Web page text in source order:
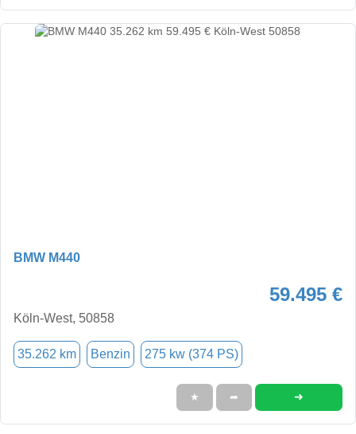
BMW M440
59.495 €
Köln-West, 50858
35.262 km Benzin 275 kw (374 PS)
★ ➦ ➜